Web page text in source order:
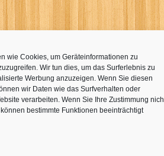
wie Cookies, um Geräteinformationen zu
Wir tun dies, um das Surferlebnis zu
Werbung anzuzeigen. Wenn Sie diesen
wir Daten wie das Surfverhalten oder
verarbeiten. Wenn Sie Ihre Zustimmung
bestimmte Funktionen beeinträchtigt